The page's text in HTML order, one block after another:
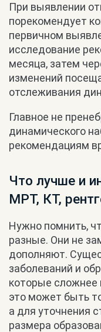
При выявлении
порекомендует
первичном
исследование
месяца, затем
изменений
отслеживания
Главное не
динамического
рекомендациям
Что лучше и
МРТ, КТ,
Нужно помнить,
разные. Они не
дополняют.
заболеваний и
которые сложнее
это может быть
а для уточнения
размера